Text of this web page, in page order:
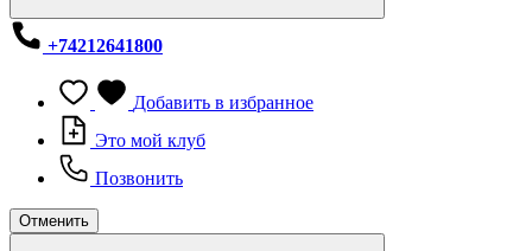
+74212641800
Добавить в избранное
Это мой клуб
Позвонить
Отменить